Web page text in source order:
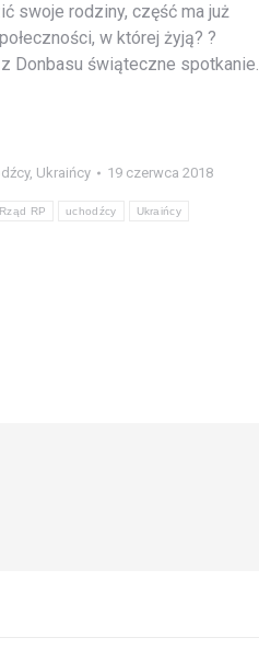
swoje rodziny, część ma już
w której żyją? ?
Donbasu świąteczne spotkanie.
, Ukraińcy 19 czerwca 2018
Rząd RP uchodźcy Ukraińcy